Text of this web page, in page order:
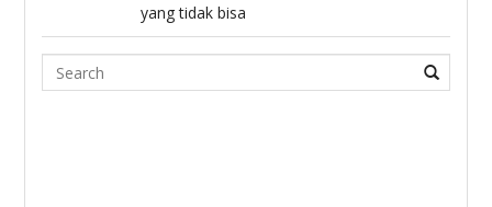
yang tidak bisa
Search